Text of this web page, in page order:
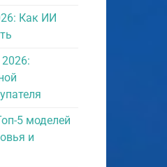
Как ИИ
5 моделей
и